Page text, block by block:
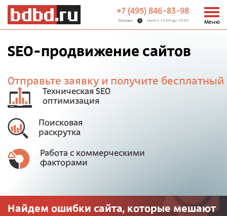
+7 (495) 846-83-98
Москва пн-пт с 10:00 до 19:00 Меню
SEO-продвижение сайтов
Отправьте заявку и получите бесплатный
Техническая SEO
оптимизация
Поисковая
раскрутка
Работа с коммерческими
факторами
Найдем ошибки сайта, которые мешают